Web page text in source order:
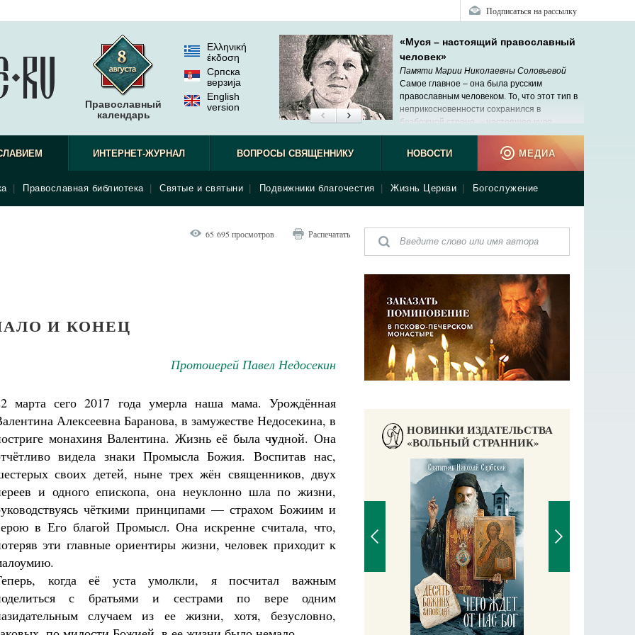
Подписаться на рассылку
Православный
календарь
Ελληνική
έκδοση
Српска
верзиjа
English
version
«Муся – настоящий православный
человек»
Памяти Марии Николаевны Соловьевой
Самое главное – она была русским
православным человеком. То, что этот тип в
неприкосновенности сохранился в
безбожной стране, – настоящее чудо.
Православная библиотека Святые и святыни Подвижники благочестия Жизнь Церкви Богослужение
ИНТЕРНЕТ-ЖУРНАЛ ВОПРОСЫ СВЯЩЕННИКУ НОВОСТИ МЕДИА
65 695 просмотров Распечатать
И КОНЕЦ
Протоиерей Павел Недосекин
марта сего 2017 года умерла наша мама. Урождённая
Алексеевна Баранова, в замужестве Недосекина, в
монахиня Валентина. Жизнь её была чудной. Она
видела знаки Промысла Божия. Воспитав нас,
своих детей, ныне трех жён священников, двух
и одного епископа, она неуклонно шла по жизни,
чёткими принципами — страхом Божиим и
в Его благой Промысл. Она искренне считала, что,
эти главные ориентиры жизни, человек приходит к
когда её уста умолкли, я посчитал важным
с братьями и сестрами по вере одним
случаем из ее жизни, хотя, безусловно,
НОВИНКИ ИЗДАТЕЛЬСТВА
«ВОЛЬНЫЙ СТРАННИК»
Великомученик Георгий Победоносец. Научись у